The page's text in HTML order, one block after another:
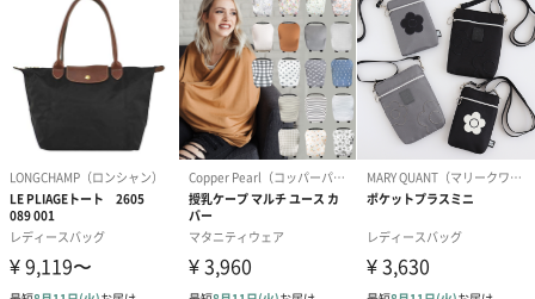
フラワーテディベア
（2,390円）
テディベア（バニラ）
（1,760円）
テディベア（
ル）（1,760円
紅茶・コーヒー・スイーツ
紅茶・コーヒー・スイーツを同梱してお届けいたします。ギフト
への＋αにおすすめです。